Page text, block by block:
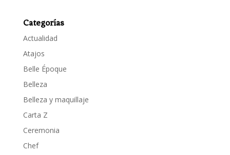
Categorías
Actualidad
Atajos
Belle Époque
Belleza
Belleza y maquillaje
Carta Z
Ceremonia
Chef